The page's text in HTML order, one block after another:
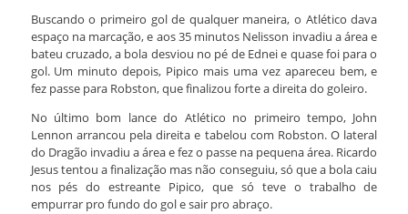
Buscando o primeiro gol de qualquer maneira, o Atlético dava
espaço na marcação, e aos 35 minutos Nelisson invadiu a área e
bateu cruzado, a bola desviou no pé de Ednei e quase foi para o
gol. Um minuto depois, Pipico mais uma vez apareceu bem, e
fez passe para Robston, que finalizou forte a direita do goleiro.
No último bom lance do Atlético no primeiro tempo, John
Lennon arrancou pela direita e tabelou com Robston. O lateral
do Dragão invadiu a área e fez o passe na pequena área. Ricardo
Jesus tentou a finalização mas não conseguiu, só que a bola caiu
nos pés do estreante Pipico, que só teve o trabalho de
empurrar pro fundo do gol e sair pro abraço.